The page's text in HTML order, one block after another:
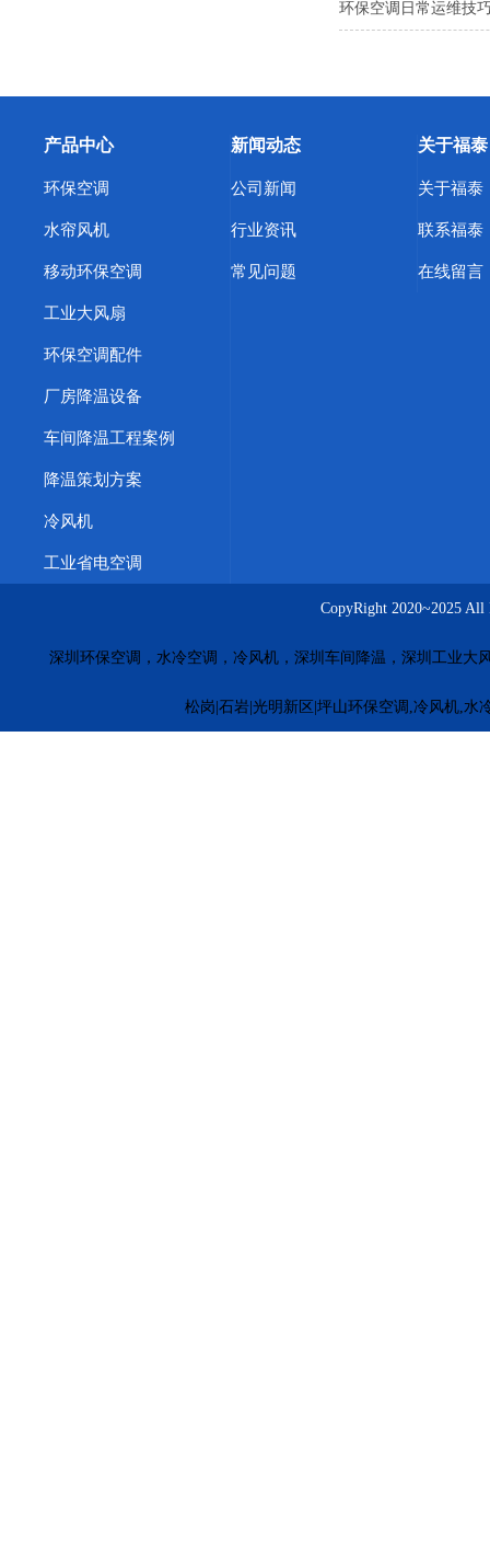
环保空调日常运维技
产品中心
环保空调
水帘风机
移动环保空调
工业大风扇
环保空调配件
厂房降温设备
车间降温工程案例
降温策划方案
冷风机
工业省电空调
新闻动态
公司新闻
行业资讯
常见问题
关于福泰
关于福泰
联系福泰
在线留言
CopyRight 2020~2025
深圳环保空调，水冷空调，冷风机，深圳车间降温，深圳工业大
松岗|石岩|光明新区|坪山环保空调,冷风机,水